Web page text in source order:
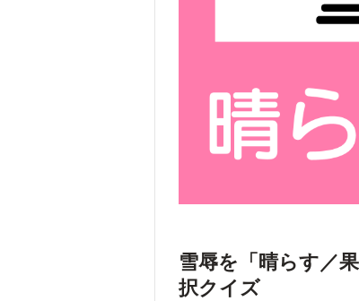
雪辱を「晴らす／
択クイズ